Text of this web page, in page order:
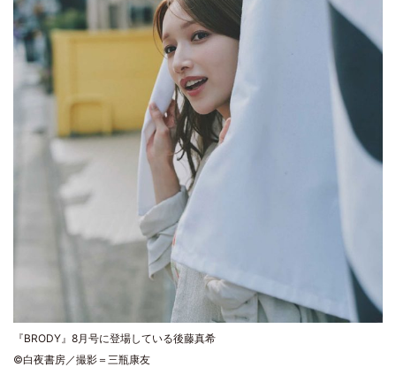
『BRODY』8月号に登場している後藤真希
©白夜書房／撮影＝三瓶康友